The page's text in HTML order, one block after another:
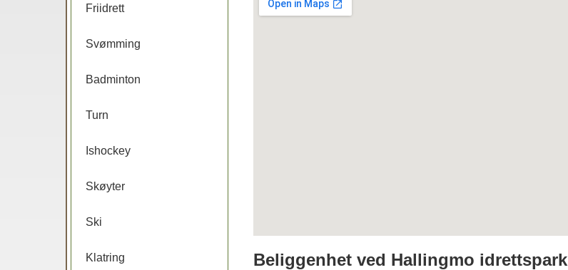
Friidrett
Svømming
Badminton
Turn
Ishockey
Skøyter
Ski
Klatring Beliggenhet ved Hallingmo idrettspark